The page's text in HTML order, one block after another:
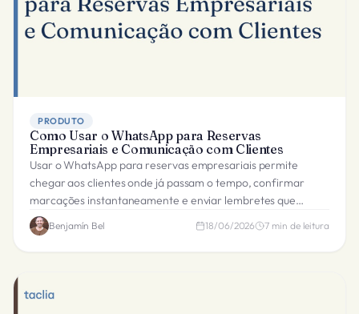
PRODUTO
Como Usar o WhatsApp para Reservas
Empresariais e Comunicação com Clientes
Usar o WhatsApp para reservas empresariais permite
chegar aos clientes onde já passam o tempo, confirmar
marcações instantaneamente e enviar lembretes que
reduzem as ausências em 20-30%.
Benjamín Bel 18/06/2026 7 min de leitura